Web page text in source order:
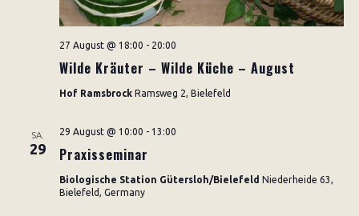
Wilde Kräuter – Wilde Küche – August
27 August @ 18:00 - 20:00
Hof Ramsbrock Ramsweg 2, Bielefeld
SA.
29 Praxisseminar
29 August @ 10:00 - 13:00
Biologische Station Gütersloh/Bielefeld Niederheide 63,
Bielefeld, Germany